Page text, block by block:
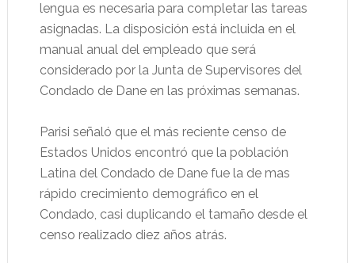
lengua es necesaria para completar las tareas
asignadas. La disposición está incluida en el
manual anual del empleado que será
considerado por la Junta de Supervisores del
Condado de Dane en las próximas semanas.
Parisi señaló que el más reciente censo de
Estados Unidos encontró que la población
Latina del Condado de Dane fue la de mas
rápido crecimiento demográfico en el
Condado, casi duplicando el tamaño desde el
censo realizado diez años atrás.